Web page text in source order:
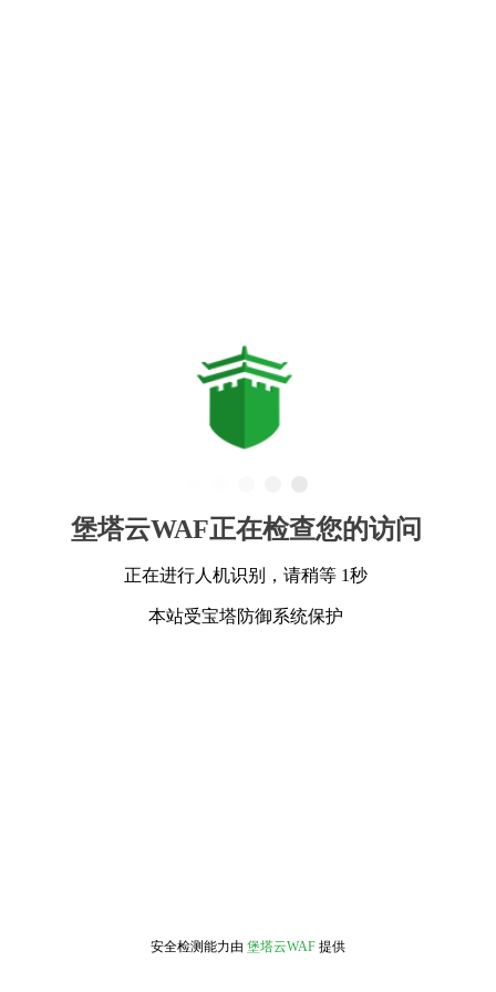
堡塔云WAF正在检查您的访问
正在进行人机识别，请稍等 1秒
本站受宝塔防御系统保护
安全检测能力由 堡塔云WAF 提供